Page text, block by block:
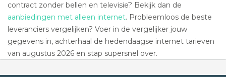
contract zonder bellen en televisie? Bekijk dan de
aanbiedingen met alleen internet. Probleemloos de beste
leveranciers vergelijken? Voer in de vergelijker jouw
gegevens in, achterhaal de hedendaagse internet tarieven
van augustus 2026 en stap supersnel over.